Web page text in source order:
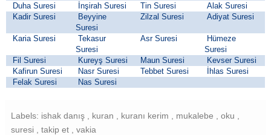
Duha Suresi
İnşirah Suresi Tin Suresi
Alak Suresi
Kadir Suresi
Beyyine
Suresi
Zilzal Suresi Adiyat Suresi
Karia Suresi
Tekasur
Suresi
Asr Suresi
Hümeze
Suresi
Fil Suresi
Kureyş Suresi Maun Suresi
Kevser Suresi
Kafirun Suresi
Nasr Suresi Tebbet Suresi
İhlas Suresi
Felak Suresi
Nas Suresi
Labels: ishak danış , kuran , kuranı kerim , mukalebe , oku ,
suresi , takip et , vakia